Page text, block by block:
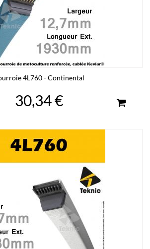
4L760 - Continental
30,34 €